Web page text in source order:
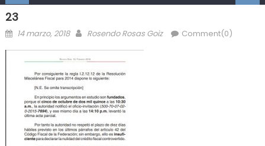
23
Posted
14 marzo, 2018 Author
Rosendo Rosas Goiz Comment(0)